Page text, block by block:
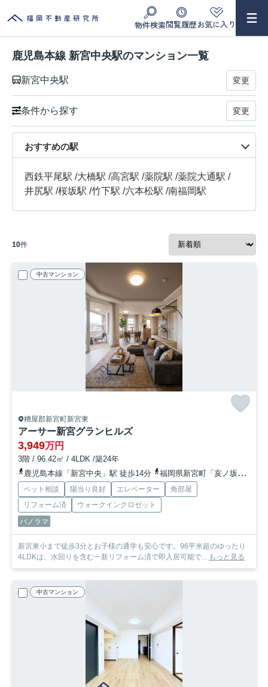
物件検索閲覧履歴お気に入り
鹿児島本線 新宮中央駅のマンション一覧
新宮中央駅 変更
条件から探す 変更
おすすめの駅
西鉄平尾駅 /大橋駅 /高宮駅 /薬院駅 /薬院大通駅 /
井尻駅 /桜坂駅 /竹下駅 /六本松駅 /南福岡駅
10件
中古マンション
糟屋郡新宮町新宮東
アーサー新宮グランヒルズ
3,949万円
3階 / 96.42㎡ / 4LDK /築24年
鹿児島本線「新宮中央」駅 徒歩14分
福岡県新宮町「亥ノ坂」バス停下車 徒歩1分
ペット相談 陽当り良好 エレベーター
角部屋
リフォーム済
ウォークインクロゼット
パノラマ
新宮東小まで徒歩3分とお子様の通学も安心です。96平米超のゆったり
4LDKは、水回りを含む一新リフォーム済で即入居可能で...
もっと見る
中古マンション